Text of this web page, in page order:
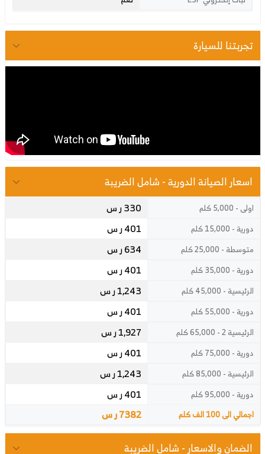
تجربتنا للسيارة
اسعار الصيانة الدورية - شامل الضريبة
اولى - 5,000 كلم 330 ر س
دورية - 15,000 كلم 401 ر س
متوسطة - 25,000 كلم 634 ر س
دورية - 35,000 كلم 401 ر س
الرئيسية - 45,000 كلم 1,243 ر س
دورية - 55,000 كلم 401 ر س
الرئيسية 2 - 65,000 كلم 1,927 ر س
دورية - 75,000 كلم 401 ر س
الرئيسية - 85,000 كلم 1,243 ر س
دورية - 95,000 كلم 401 ر س
اجمالي الى 100 الف كلم 7382 ر س
الضمان والاسعار - شامل الضريبة